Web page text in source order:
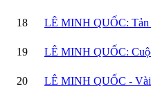
18 LÊ MINH QUỐC: Tản
19 LÊ MINH QUỐC:
20 LÊ MINH QUỐC - Vài